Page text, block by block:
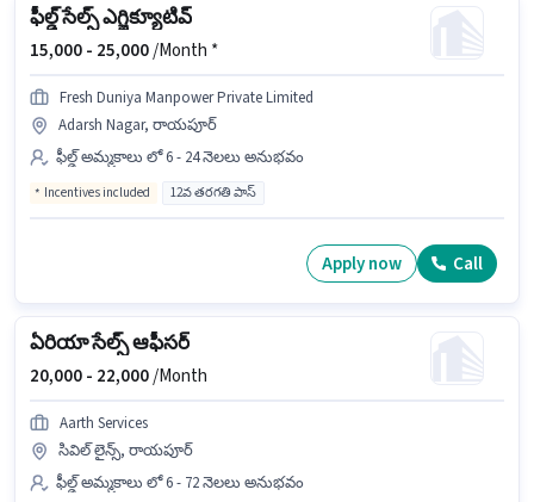
ఫీల్డ్ సేల్స్ ఎగ్జిక్యూటివ్
15,000 - 25,000/Month *
Fresh Duniya Manpower Private Limited
Adarsh Nagar, రాయపూర్
ఫీల్డ్ అమ్మకాలు లో 6 - 24 నెలలు అనుభవం
Incentives included 12వ తరగతి పాస్
Apply now Call
ఏరియా సేల్స్ ఆఫీసర్
20,000 - 22,000/Month
Aarth Services
సివిల్ లైన్స్, రాయపూర్
ఫీల్డ్ అమ్మకాలు లో 6 - 72 నెలలు అనుభవం